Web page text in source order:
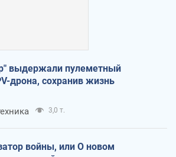
выдержали пулеметный
дрона, сохранив жизнь
3,0 т.
войны, или О новом